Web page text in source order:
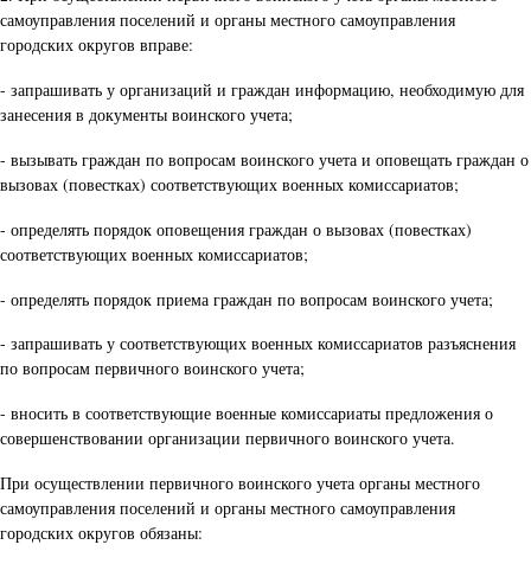
самоуправления поселений и органы местного самоуправления
городских округов вправе:
- запрашивать у организаций и граждан информацию, необходимую для
занесения в документы воинского учета;
- вызывать граждан по вопросам воинского учета и оповещать граждан о
вызовах (повестках) соответствующих военных комиссариатов;
- определять порядок оповещения граждан о вызовах (повестках)
соответствующих военных комиссариатов;
- определять порядок приема граждан по вопросам воинского учета;
- запрашивать у соответствующих военных комиссариатов разъяснения
по вопросам первичного воинского учета;
- вносить в соответствующие военные комиссариаты предложения о
совершенствовании организации первичного воинского учета.
При осуществлении первичного воинского учета органы местного
самоуправления поселений и органы местного самоуправления
городских округов обязаны: